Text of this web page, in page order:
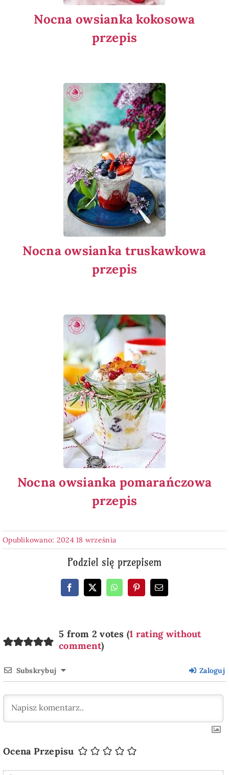
Nocna owsianka kokosowa
przepis
Nocna owsianka truskawkowa
przepis
Nocna owsianka pomarańczowa
przepis
Opublikowano: 2024 18 września
Podziel się przepisem
5 from 2 votes (1 rating without
comment)
Subskrybuj Zaloguj
Ocena Przepisu